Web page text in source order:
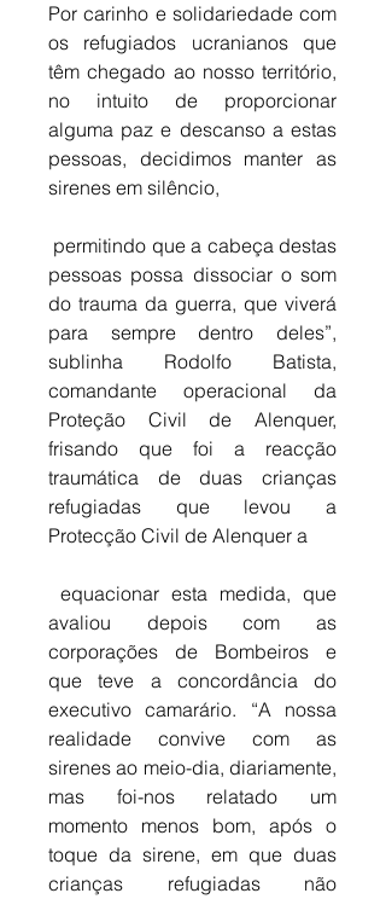
Por carinho e solidariedade com
os refugiados ucranianos que
têm chegado ao nosso território,
no intuito de proporcionar
alguma paz e descanso a estas
pessoas, decidimos manter as
sirenes em silêncio,
pessoas possa dissociar o som
do trauma da guerra, que viverá
para sempre dentro deles”,
sublinha Rodolfo Batista,
comandante operacional da
Proteção Civil de Alenquer,
frisando que foi a reacção
traumática de duas crianças
refugiadas que levou a
Protecção Civil de Alenquer a
avaliou depois com as
corporações de Bombeiros e
que teve a concordância do
executivo camarário. “A nossa
realidade convive com as
sirenes ao meio-dia, diariamente,
mas foi-nos relatado um
momento menos bom, após o
toque da sirene, em que duas
crianças refugiadas não